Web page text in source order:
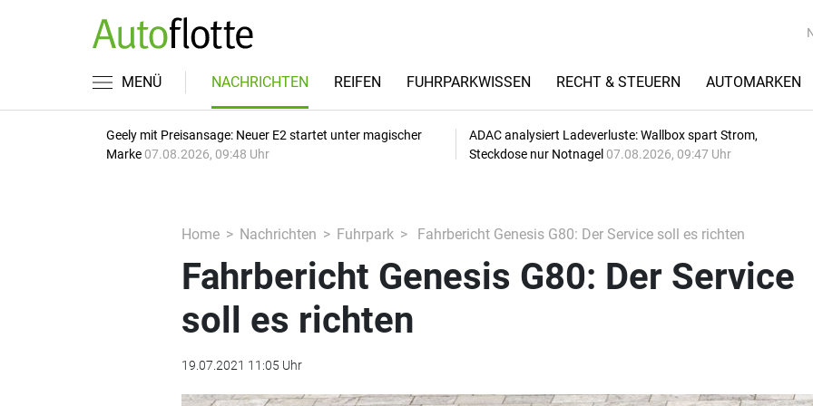
MENÜ NACHRICHTEN REIFEN FUHRPARKWISSEN RECHT & STEUERN AUTOMARKEN
Geely mit Preisansage: Neuer E2 startet unter magischer
Marke 07.08.2026, 09:48 Uhr
ADAC analysiert Ladeverluste: Wallbox spart Strom,
Steckdose nur Notnagel 07.08.2026, 09:47 Uhr
Home Nachrichten Fuhrpark Fahrbericht Genesis G80: Der Service soll es richten
Fahrbericht Genesis G80: Der Service
soll es richten
19.07.2021 11:05 Uhr